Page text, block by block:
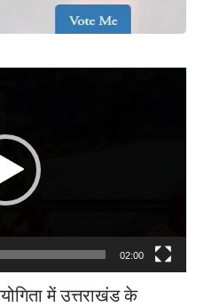
02:00
में उत्तराखंड के